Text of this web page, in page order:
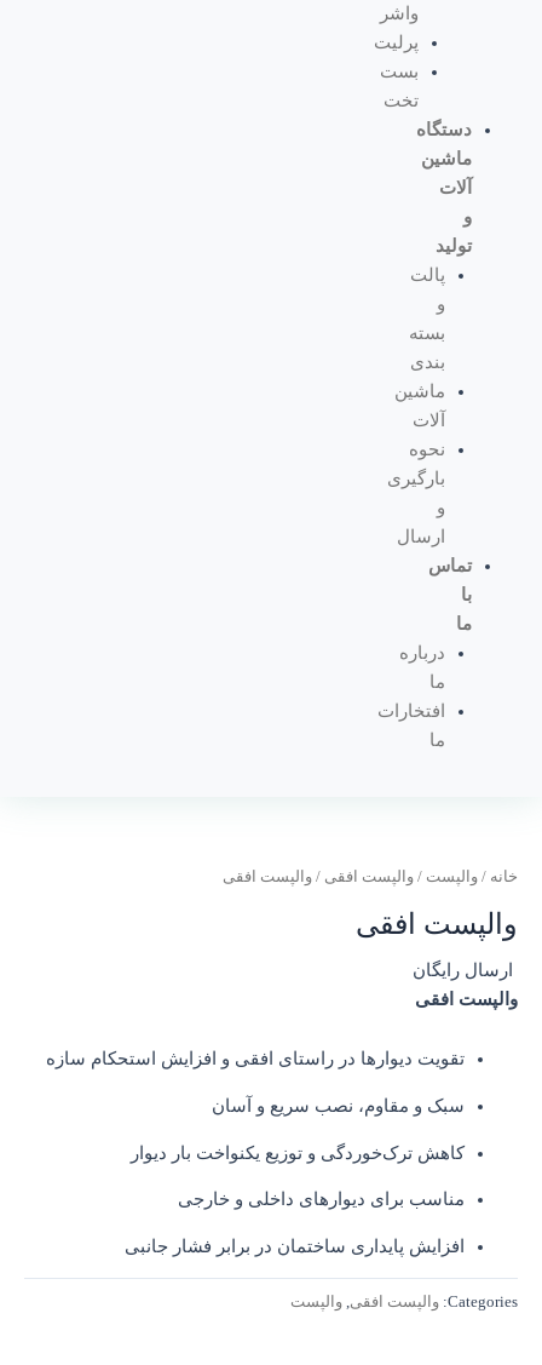
واشر
پرلیت
بست
تخت
دستگاه
ماشین
آلات
و
تولید
پالت
و
بسته
بندی
ماشین
آلات
نحوه
بارگیری
و
ارسال
تماس
با
ما
درباره
ما
افتخارات
ما
خانه / والپست / والپست افقی / والپست افقی
والپست افقی
ارسال رایگان
والپست افقی
تقویت دیوارها در راستای افقی و افزایش استحکام سازه
سبک و مقاوم، نصب سریع و آسان
کاهش ترک‌خوردگی و توزیع یکنواخت بار دیوار
مناسب برای دیوارهای داخلی و خارجی
افزایش پایداری ساختمان در برابر فشار جانبی
Categories: والپست افقی والپست